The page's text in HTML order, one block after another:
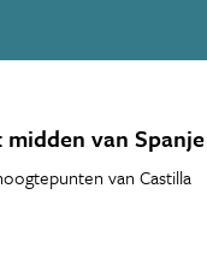
van
van Castilla